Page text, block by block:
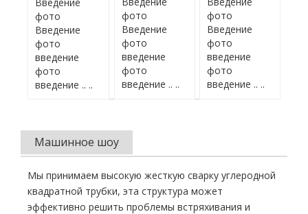
фото
Введение
фото
введение
фото
введение .. ..
фото
Введение
фото
введение
фото
введение .. ..
фото
Введение
фото
введение
фото
введение .. ..
Машинное шоу
Мы принимаем высокую жесткую сварку углеродной
квадратной трубки, эта структура может
эффективно решить проблемы встряхивания и